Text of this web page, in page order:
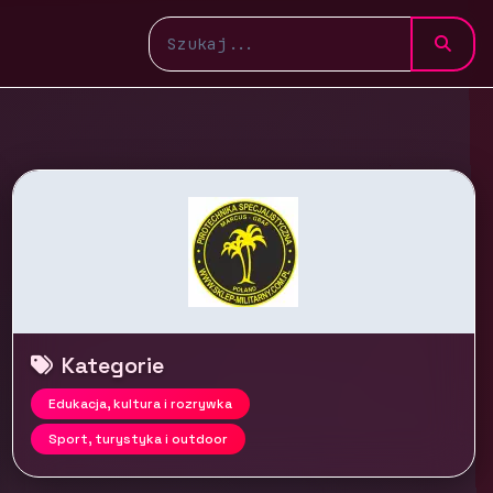
Kategorie
Edukacja, kultura i rozrywka
Sport, turystyka i outdoor